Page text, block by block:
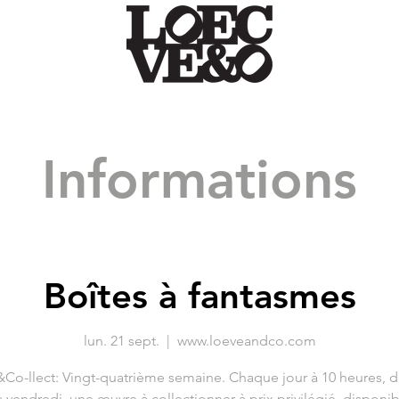
Informations
Boîtes à fantasmes
lun. 21 sept.
  |
www.loeveandco.com
llect: Vingt-quatrième semaine. Chaque jour à 10 heures,